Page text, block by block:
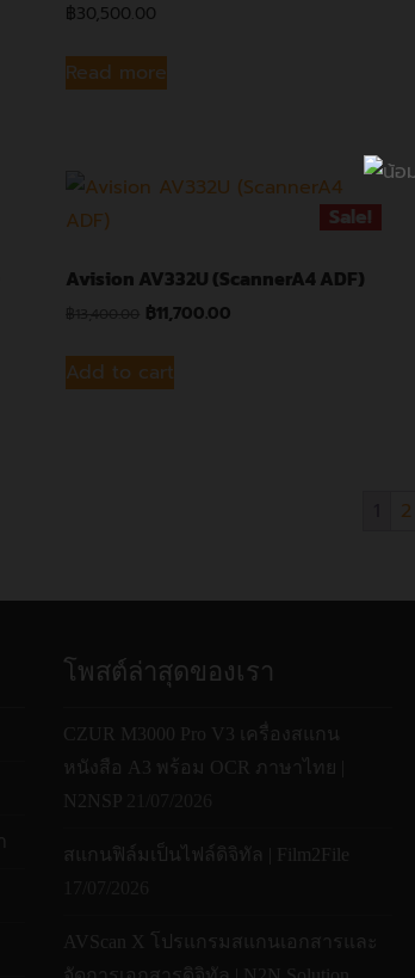
฿30,500.00
Read more
Sale!
Avision AV332U (ScannerA4 ADF)
฿11,700.00
Add to cart
2
โพสต์ล่าสุดของเรา
CZUR M3000 Pro V3 เครื่องสแกน
หนังสือ A3 พร้อม OCR ภาษาไทย |
N2NSP
สแกนฟิล์มเป็นไฟล์ดิจิทัล | Film2File
AVScan X โปรแกรมสแกนเอกสารและ